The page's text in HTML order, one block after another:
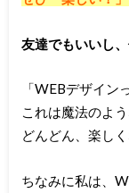
友達でもいいし
「WEBデザイン
これは魔法のよ
どんどん、楽し
ちなみに私は、